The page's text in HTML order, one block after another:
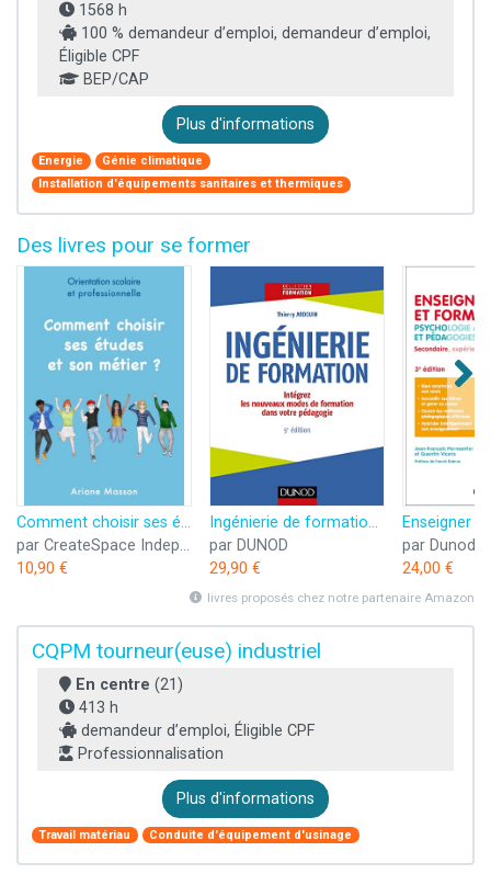
1568 h
100 % demandeur d’emploi, demandeur d’emploi,
Éligible CPF
BEP/CAP
Plus d'informations
Energie
Génie climatique
Installation d'équipements sanitaires et thermiques
Des livres pour se former
Comment choisir ses études et son métier: Orientation scolaire et professionnelle
par CreateSpace Independent Publishing Platform
10,90 €
Ingénierie de formation - 5e éd. -Intégrez les nouveaux modes de formation dans votre pédagogie: Intégrez les nouveaux modes de formation dans votre pédagogie
par DUNOD
29,90 €
par Dunod
24,00 €
livres proposés chez notre partenaire Amazon
CQPM tourneur(euse) industriel
En centre (21)
413 h
demandeur d’emploi, Éligible CPF
Professionnalisation
Plus d'informations
Travail matériau Conduite d'équipement d'usinage